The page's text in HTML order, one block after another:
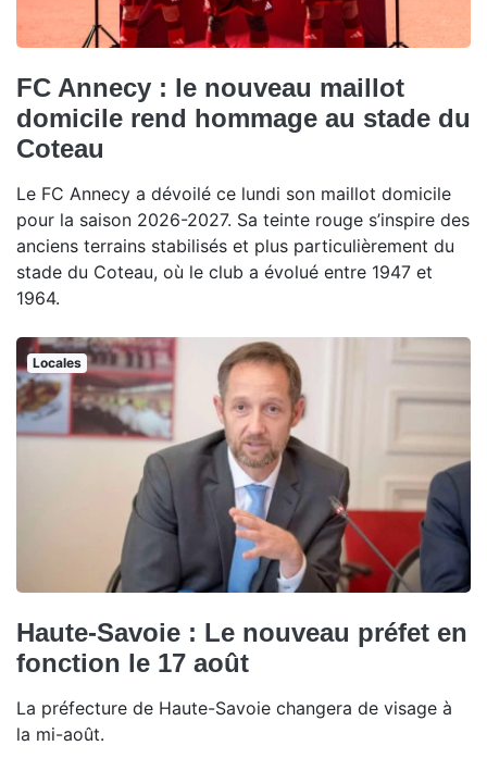
FC Annecy : le nouveau maillot
domicile rend hommage au stade du
Coteau
Le FC Annecy a dévoilé ce lundi son maillot domicile
pour la saison 2026-2027. Sa teinte rouge s’inspire des
anciens terrains stabilisés et plus particulièrement du
stade du Coteau, où le club a évolué entre 1947 et
1964.
Locales
Haute-Savoie : Le nouveau préfet en
fonction le 17 août
La préfecture de Haute-Savoie changera de visage à
la mi-août.